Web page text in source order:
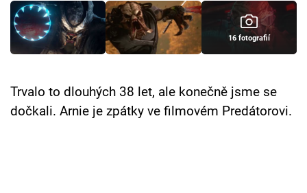
TV Program
16 fotografií
Trvalo to dlouhých 38 let, ale konečně jsme se
dočkali. Arnie je zpátky ve filmovém Predátorovi.